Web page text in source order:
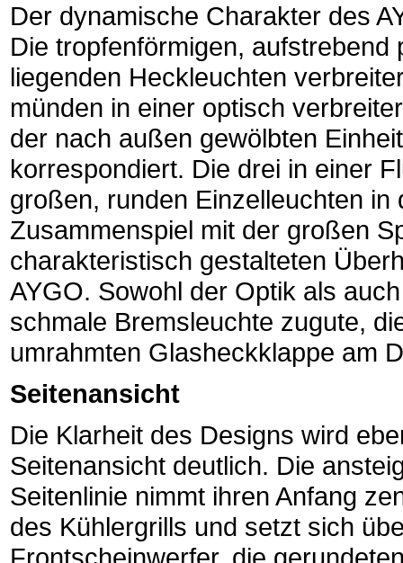
Der dynamische Charakter des
Die tropfenförmigen,
liegenden Heckleuchten
münden in einer optisch
der nach außen gewölbten
korrespondiert. Die drei in einer
großen, runden Einzelleuchten
Zusammenspiel mit der großen
charakteristisch gestalteten
AYGO. Sowohl der Optik als
schmale Bremsleuchte zugute,
umrahmten Glasheckklappe am
Seitenansicht
Die Klarheit des Designs wird
Seitenansicht deutlich. Die
Seitenlinie nimmt ihren Anfang
des Kühlergrills und setzt sich